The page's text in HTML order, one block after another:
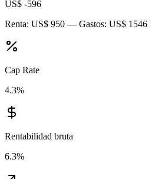
US$ -596
Renta: US$ 950 — Gastos: US$ 1546
Cap Rate
4.3%
Rentabilidad bruta
6.3%